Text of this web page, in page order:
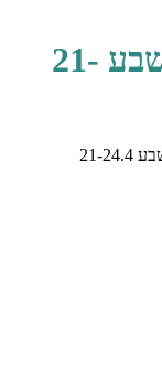
אטרקציות בפסח בבאר שבע 21-